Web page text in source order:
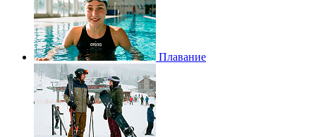
Плавание